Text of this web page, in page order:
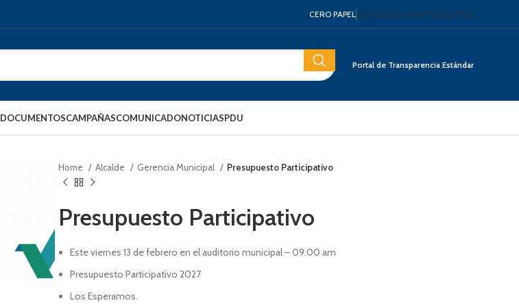
CERO PAPEL NOTICIASCONTACTOEVENTOS
Portal de Transparencia Estándar
DOCUMENTOSCAMPAÑASCOMUNICADONOTICIASPDU
Home Alcalde Gerencia Municipal Presupuesto Participativo
Presupuesto Participativo
Este viernes 13 de febrero en el auditorio municipal – 09:00 am
Presupuesto Participativo 2027
Los Esperamos.